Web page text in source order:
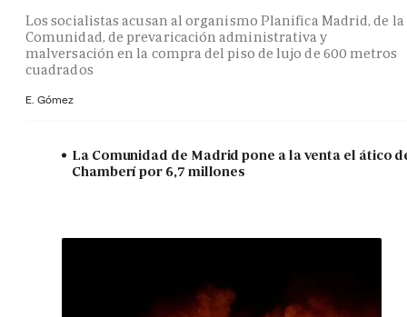
Los socialistas acusan al organismo Planifica Madrid, de la
Comunidad, de prevaricación administrativa y
malversación en la compra del piso de lujo de 600 metros
cuadrados
E. Gómez
La Comunidad de Madrid pone a la venta el ático
Chamberí por 6,7 millones